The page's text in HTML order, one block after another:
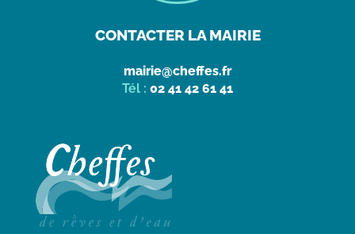
CONTACTER LA MAIRIE
mairie@cheffes.fr
Tél : 02 41 42 61 41